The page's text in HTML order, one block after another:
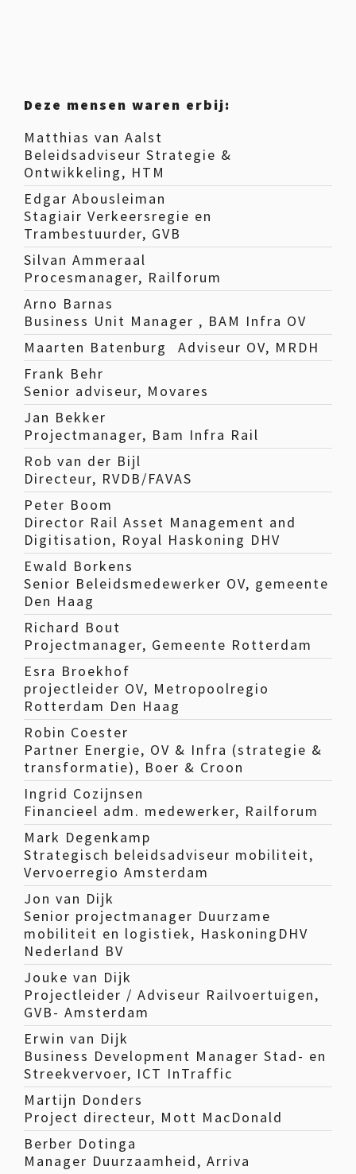
Deze mensen waren erbij:
Matthias van Aalst
Beleidsadviseur Strategie &
Ontwikkeling, HTM
Edgar Abousleiman
Stagiair Verkeersregie en
Trambestuurder, GVB
Silvan Ammeraal
Procesmanager, Railforum
Arno Barnas
Business Unit Manager , BAM Infra OV
Maarten Batenburg
Adviseur OV, MRDH
Frank Behr
Senior adviseur, Movares
Jan Bekker
Projectmanager, Bam Infra Rail
Rob van der Bijl
Directeur, RVDB/FAVAS
Peter Boom
Director Rail Asset Management and
Digitisation, Royal Haskoning DHV
Ewald Borkens
Senior Beleidsmedewerker OV, gemeente
Den Haag
Richard Bout
Projectmanager, Gemeente Rotterdam
Esra Broekhof
projectleider OV, Metropoolregio
Rotterdam Den Haag
Robin Coester
Partner Energie, OV & Infra (strategie &
transformatie), Boer & Croon
Ingrid Cozijnsen
Financieel adm. medewerker, Railforum
Mark Degenkamp
Strategisch beleidsadviseur mobiliteit,
Vervoerregio Amsterdam
Jon van Dijk
Senior projectmanager Duurzame
mobiliteit en logistiek, HaskoningDHV
Nederland BV
Jouke van Dijk
Projectleider / Adviseur Railvoertuigen,
GVB- Amsterdam
Erwin van Dijk
Business Development Manager Stad- en
Streekvervoer, ICT InTraffic
Martijn Donders
Project directeur, Mott MacDonald
Berber Dotinga
Manager Duurzaamheid, Arriva